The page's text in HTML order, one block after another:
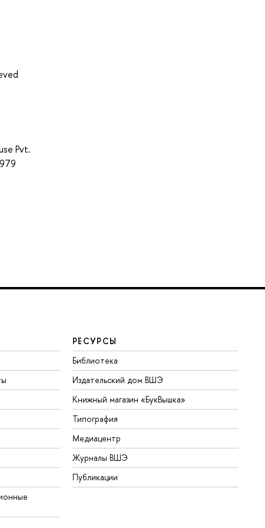
Pvt.
РЕСУРСЫ
Библиотека
Издательский дом ВШЭ
Книжный магазин «БукВышка»
Типография
Медиацентр
Журналы ВШЭ
Публикации